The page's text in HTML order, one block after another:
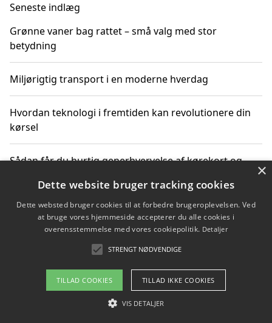
Seneste indlæg
Grønne vaner bag rattet – små valg med stor
betydning
Miljørigtig transport i en moderne hverdag
Hvordan teknologi i fremtiden kan revolutionere din
kørsel
Sådan får du hurtig generhvervelse af kørekort og
Sådan lærer du miljørigtig kørsel hos en køreskole i
Gentofte
Copyright 2026 - Pilanto Aps
Om / kontakt
×
Dette website bruger tracking cookies
Dette websted bruger cookies til at forbedre brugeroplevelsen. Ved
at bruge vores hjemmeside accepterer du alle cookies i
overensstemmelse med vores cookiepolitik. Detaljer
STRENGT NØDVENDIGE
TILLAD COOKIES TILLAD IKKE COOKIES
VIS DETALJER